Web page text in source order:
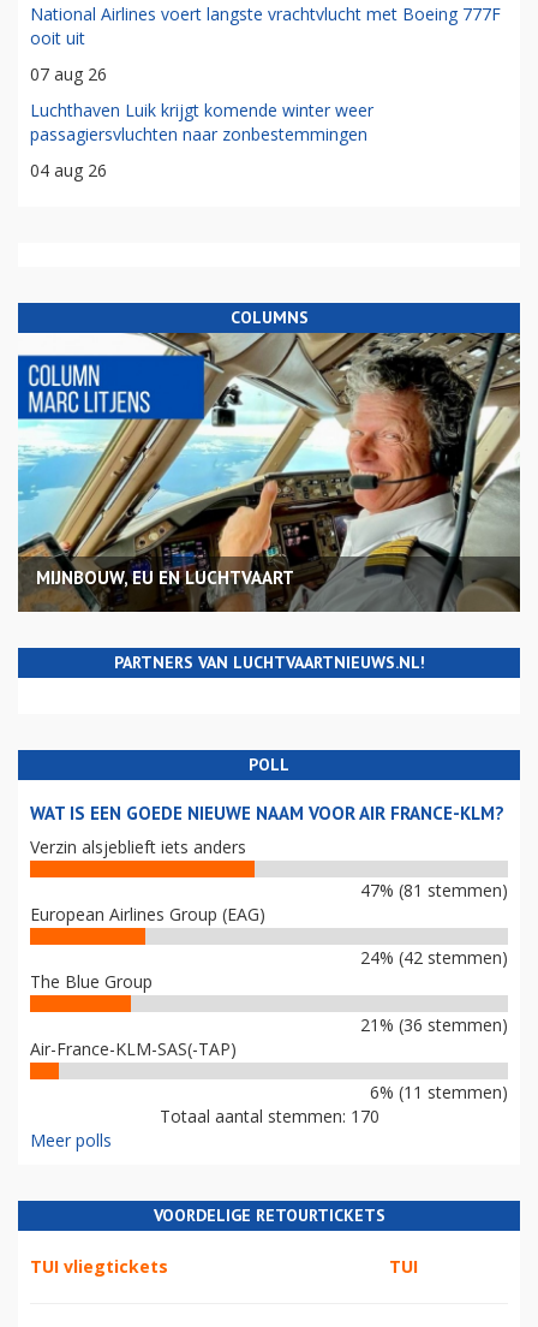
National Airlines voert langste vrachtvlucht met Boeing 777F
ooit uit
07 aug 26
Luchthaven Luik krijgt komende winter weer
passagiersvluchten naar zonbestemmingen
04 aug 26
COLUMNS
MIJNBOUW, EU EN LUCHTVAART
PARTNERS VAN LUCHTVAARTNIEUWS.NL!
POLL
WAT IS EEN GOEDE NIEUWE NAAM VOOR AIR FRANCE-KLM?
Verzin alsjeblieft iets anders
47% (81 stemmen)
European Airlines Group (EAG)
24% (42 stemmen)
The Blue Group
21% (36 stemmen)
Air-France-KLM-SAS(-TAP)
6% (11 stemmen)
Totaal aantal stemmen: 170
Meer polls
VOORDELIGE RETOURTICKETS
TUI vliegtickets TUI